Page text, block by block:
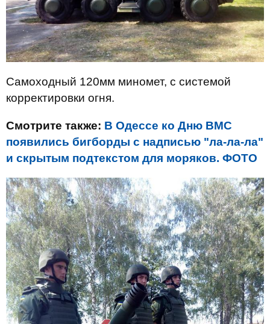
Самоходный 120мм миномет, с системой
корректировки огня.
Смотрите также: В Одессе ко Дню ВМС
появились бигборды с надписью "ла-ла-ла"
и скрытым подтекстом для моряков. ФОТО